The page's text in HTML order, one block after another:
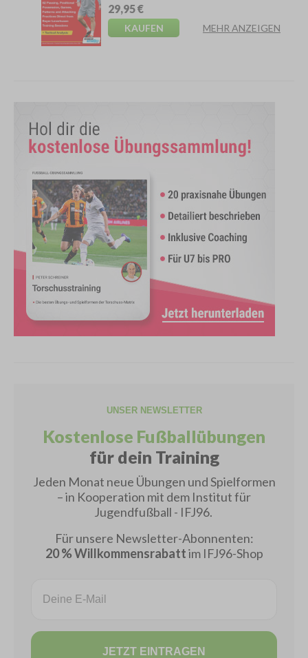
29,95 €
KAUFEN MEHR ANZEIGEN
UNSER NEWSLETTER
Kostenlose Fußballübungen
für dein Training
Jeden Monat neue Übungen und Spielformen
– in Kooperation mit dem Institut für
Jugendfußball - IFJ96.
Für unsere Newsletter-Abonnenten:
20 % Willkommensrabattim IFJ96-Shop
JETZT EINTRAGEN